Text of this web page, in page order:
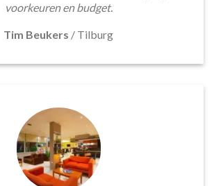
voorkeuren en budget.
Tim Beukers / Tilburg